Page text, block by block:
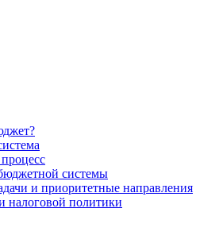
системы
и приоритетные направления
налоговой политики